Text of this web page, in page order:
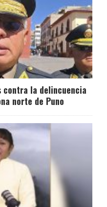
la delincuencia
norte de Puno